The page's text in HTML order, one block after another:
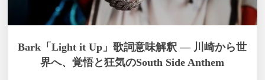
Bark「Light it Up」歌詞意味解釈 — 川崎から世
界へ、覚悟と狂気のSouth Side Anthem